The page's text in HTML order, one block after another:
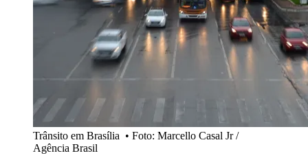
Trânsito em Brasília • Foto: Marcello Casal Jr /
Agência Brasil